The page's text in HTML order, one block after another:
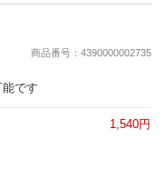
推し楽商品番号：4390000002735
です
1,540円